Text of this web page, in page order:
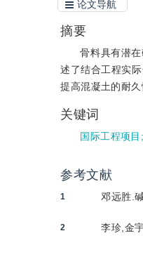
论文导航
摘要
骨料具有潜
述了结合工程实
提高混凝土的耐久
关键词
国际工程项目 ;
参考文献
1 邓远胜.
2 李珍,金